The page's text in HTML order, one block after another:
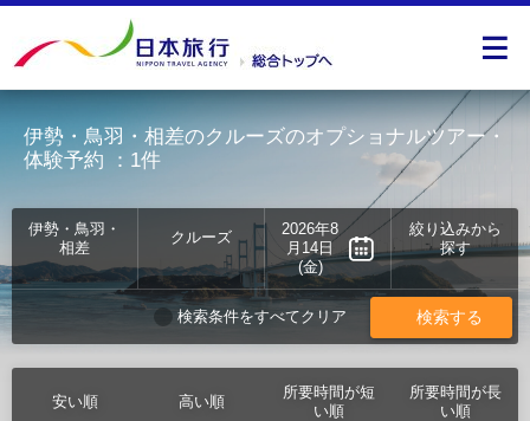
伊勢・鳥羽・相差のクルーズのオプショナルツアー・
体験予約 ：1件
伊勢・鳥羽・
相差
クルーズ
2026年8
月14日
(金)
絞り込みから
探す
検索する
検索条件をすべてクリア
安い順 高い順
所要時間が短
い順
所要時間が長
い順